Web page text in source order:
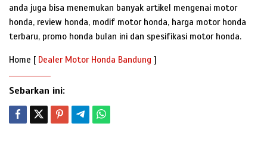
anda juga bisa menemukan banyak artikel mengenai motor
honda, review honda, modif motor honda, harga motor honda
terbaru, promo honda bulan ini dan spesifikasi motor honda.
Home [ Dealer Motor Honda Bandung ]
Sebarkan ini: